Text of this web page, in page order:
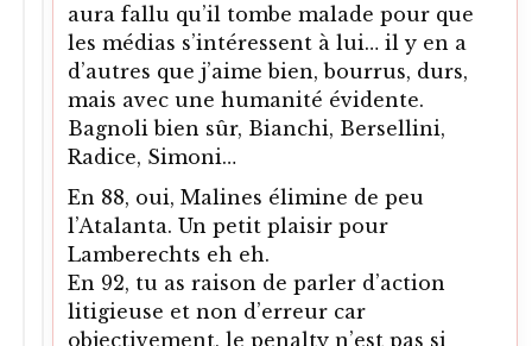
quelqu’excellent médecin dans son staff…
0 0
Bota67 dit :
22 décembre 2022 à 22h00
Moi aussi c’est le genre de profils que
j’aime bien..